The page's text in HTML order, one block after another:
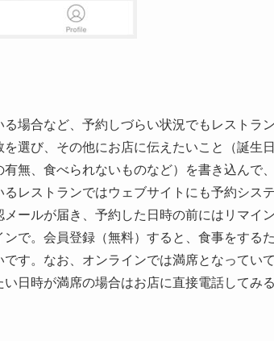
場合など、予約しづらい状況でもレストラ
選び、その他にお店に伝えたいこと（誕生
無、食べられないものなど）を書き込んで
レストランではウェブサイトにも予約シス
ールが届き、予約した日時の前にはリマイ
で。会員登録（無料）すると、食事をする
す。なお、オンラインでは満席となってい
日時が満席の場合はお店に直接電話してみ